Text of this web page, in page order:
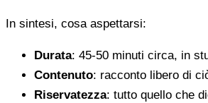
In sintesi, cosa aspettarsi:
Durata: 45-50 minuti circa, in
Contenuto: racconto libero di
Riservatezza: tutto quello che